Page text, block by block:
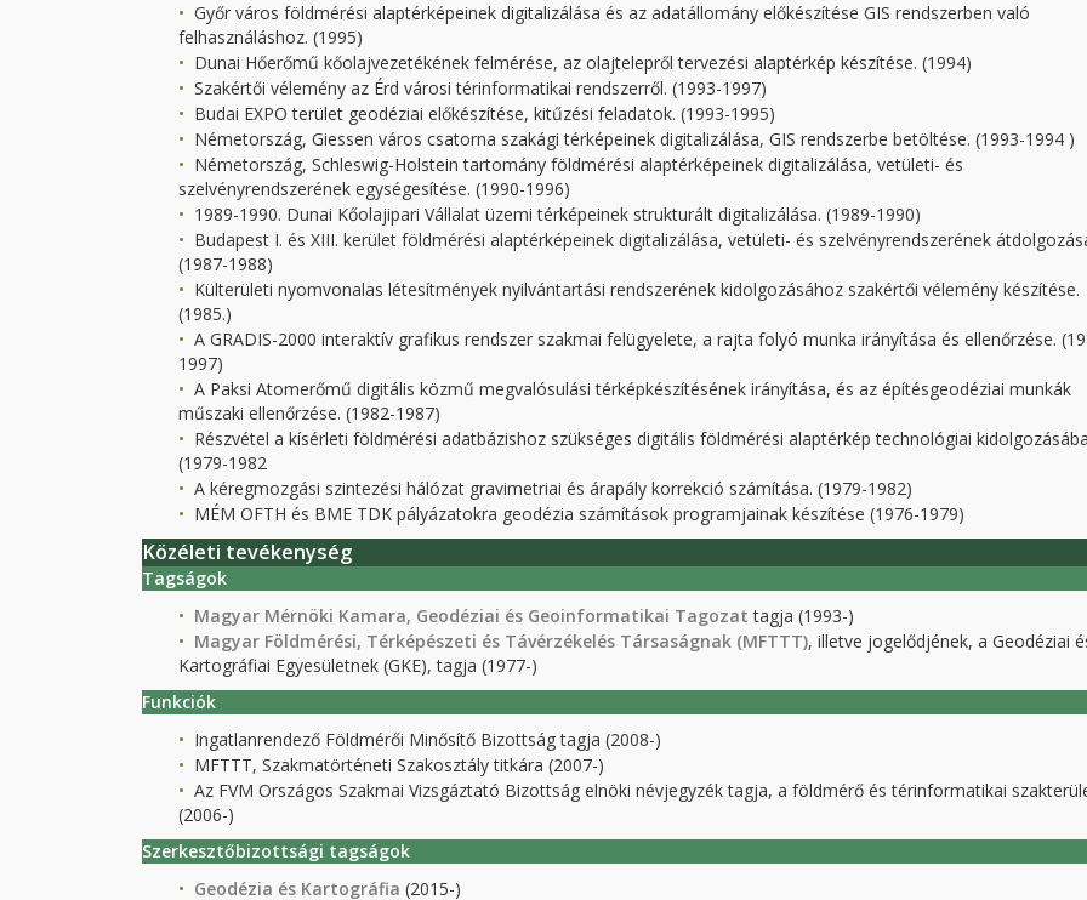
Győr város földmérési alaptérképeinek digitalizálása és az adatállomány előkészítése GIS rendszerben való
felhasználáshoz. (1995)
Dunai Hőerőmű kőolajvezetékének felmérése, az olajtelepről tervezési alaptérkép készítése. (1994)
Szakértői vélemény az Érd városi térinformatikai rendszerről. (1993-1997)
Budai EXPO terület geodéziai előkészítése, kitűzési feladatok. (1993-1995)
Németország, Giessen város csatorna szakági térképeinek digitalizálása, GIS rendszerbe betöltése. (1993-1994 )
Németország, Schleswig-Holstein tartomány földmérési alaptérképeinek digitalizálása, vetületi- és
szelvényrendszerének egységesítése. (1990-1996)
1989-1990. Dunai Kőolajipari Vállalat üzemi térképeinek strukturált digitalizálása. (1989-1990)
Budapest I. és XIII. kerület földmérési alaptérképeinek digitalizálása, vetületi- és szelvényrendszerének
(1987-1988)
Külterületi nyomvonalas létesítmények nyilvántartási rendszerének kidolgozásához szakértői vélemény készítése.
(1985.)
A GRADIS-2000 interaktív grafikus rendszer szakmai felügyelete, a rajta folyó munka irányítása és ellenőrzése.
1997)
A Paksi Atomerőmű digitális közmű megvalósulási térképkészítésének irányítása, és az építésgeodéziai munkák
műszaki ellenőrzése. (1982-1987)
Részvétel a kísérleti földmérési adatbázishoz szükséges digitális földmérési alaptérkép technológiai
(1979-1982
A kéregmozgási szintezési hálózat gravimetriai és árapály korrekció számítása. (1979-1982)
MÉM OFTH és BME TDK pályázatokra geodézia számítások programjainak készítése (1976-1979)
Közéleti tevékenység
Tagságok
Magyar Mérnöki Kamara, Geodéziai és Geoinformatikai Tagozat tagja (1993-)
Magyar Földmérési, Térképészeti és Távérzékelés Társaságnak (MFTTT), illetve jogelődjének, a Geodéziai
Kartográfiai Egyesületnek (GKE), tagja (1977-)
Funkciók
Ingatlanrendező Földmérői Minősítő Bizottság tagja (2008-)
MFTTT, Szakmatörténeti Szakosztály titkára (2007-)
Az FVM Országos Szakmai Vizsgáztató Bizottság elnöki névjegyzék tagja, a földmérő és térinformatikai
(2006-)
Szerkesztőbizottsági tagságok
Geodézia és Kartográfia (2015-)